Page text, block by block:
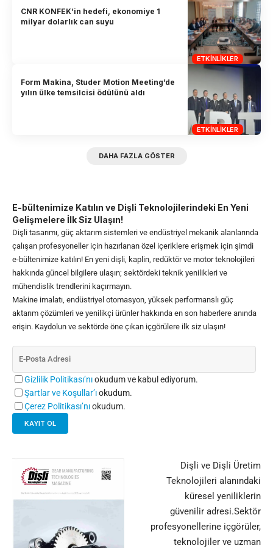
ETKINLIKLER
CNR KONFEK’in hedefi, ekonomiye 1
milyar dolarlık can suyu
ETKINLIKLER
Form Makina, Studer Motion Meeting’de
yılın ülke temsilcisi ödülünü aldı
DAHA FAZLA GÖSTER
E-bültenimize Katılın ve Dişli Teknolojilerindeki En Yeni
Gelişmelere İlk Siz Ulaşın!
Dişli tasarımı, güç aktarım sistemleri ve endüstriyel mekanik alanlarında
çalışan profesyoneller için hazırlanan özel içeriklere erişmek için şimdi
e-bültenimize katılın! En yeni dişli, kaplin, redüktör ve motor teknolojileri
hakkında güncel bilgilere ulaşın; sektördeki teknik yenilikleri ve
mühendislik trendlerini kaçırmayın.
Makine imalatı, endüstriyel otomasyon, yüksek performanslı güç
aktarım çözümleri ve yenilikçi ürünler hakkında en son haberlere anında
erişin. Kaydolun ve sektörde öne çıkan içgörülere ilk siz ulaşın!
Gizlilik Politikası’nıokudum ve kabul ediyorum.
Şartlar ve Koşullar’ıokudum.
Çerez Politikası’nıokudum.
Dişli ve Dişli Üretim
Teknolojileri alanındaki
küresel yeniliklerin
güvenilir adresi.Sektör
profesyonellerine içgörüler,
teknolojiler ve uzman